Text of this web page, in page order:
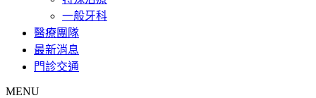
一般牙科
醫療團隊
最新消息
門診交通
MENU